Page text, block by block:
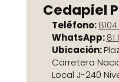
Cedapiel
Teléfono:8104
WhatsApp:81
Ubicación:
Carretera
Local J-240